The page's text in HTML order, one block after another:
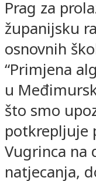
Prag za
županijsku
osnovnih
“Primjena
u
što smo
potkrepljuje
Vugrinca na
natjecanja,